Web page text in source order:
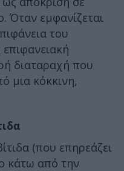
Όταν εμφανίζεται
του
διαταραχή που
μια κόκκινη,
(που επηρεάζει
κάτω από την